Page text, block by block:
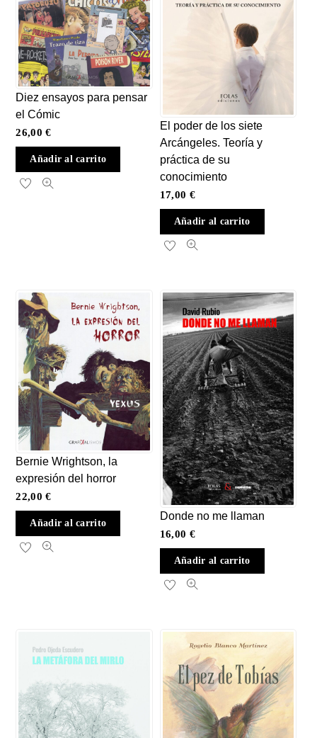
Diez ensayos para pensar
el Cómic
26,00€
Añadir al carrito
El poder de los siete
Arcángeles. Teoría y
práctica de su
conocimiento
17,00 €
Añadir al carrito
Bernie Wrightson, la
expresión del horror
22,00€
Añadir al carrito
Donde no me llaman
16,00 €
Añadir al carrito